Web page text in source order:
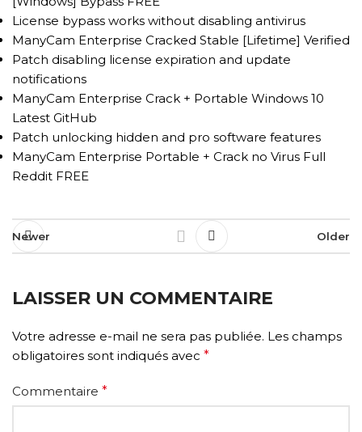
License bypass works without disabling antivirus
ManyCam Enterprise Cracked Stable [Lifetime] Verified
Patch disabling license expiration and update
notifications
ManyCam Enterprise Crack + Portable Windows 10
Latest GitHub
Patch unlocking hidden and pro software features
ManyCam Enterprise Portable + Crack no Virus Full
Reddit FREE
Newer Older
LAISSER UN COMMENTAIRE
Votre adresse e-mail ne sera pas publiée. Les champs
obligatoires sont indiqués avec *
Commentaire *